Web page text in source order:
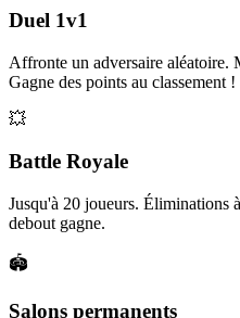
Duel 1v1
Affronte un adversaire aléatoire.
Gagne des points au classement !
💥
Battle Royale
Jusqu'à 20 joueurs. Éliminations
debout gagne.
🏟️
Salons permanents